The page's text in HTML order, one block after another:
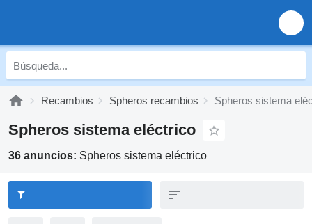
Recambios Spheros recambios Spheros sistema
Spheros sistema eléctrico
36 anuncios: Spheros sistema eléctrico